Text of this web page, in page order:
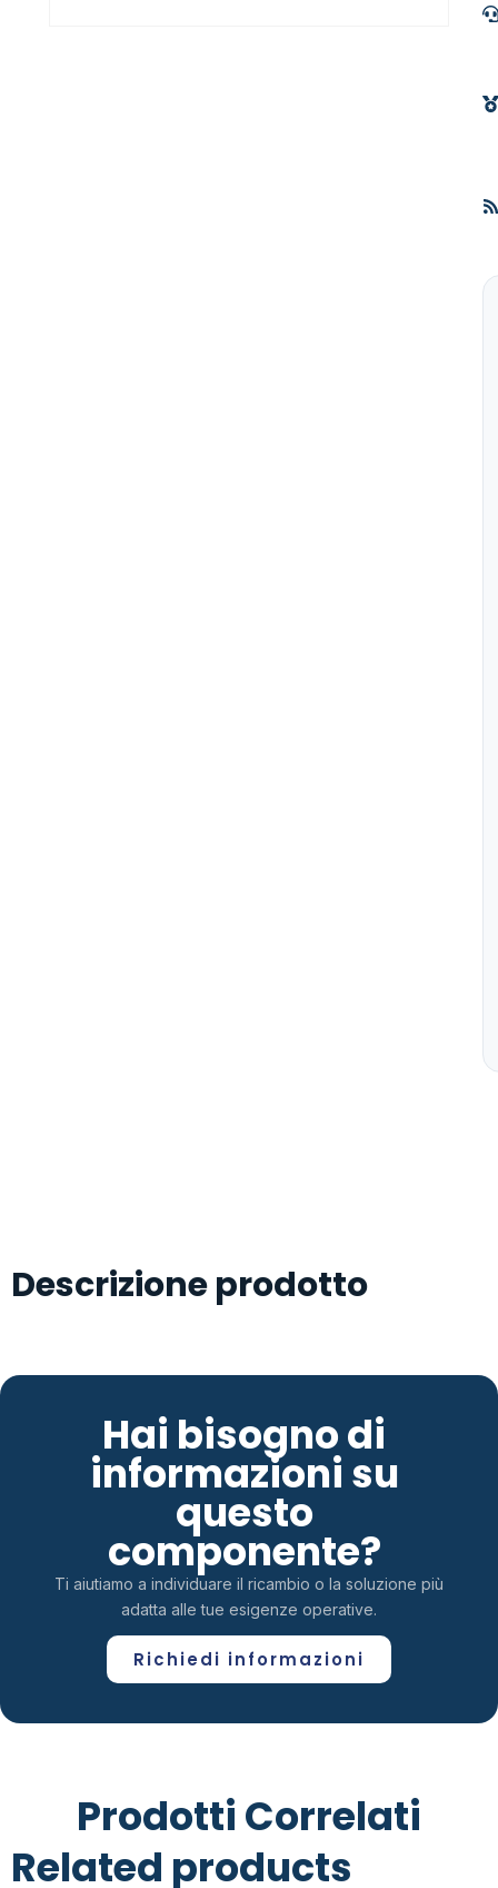
Descrizione prodotto
Hai bisogno di
informazioni su
questo
componente?
Ti aiutiamo a individuare il ricambio o la soluzione più
adatta alle tue esigenze operative.
Richiedi informazioni
Prodotti Correlati
Related products